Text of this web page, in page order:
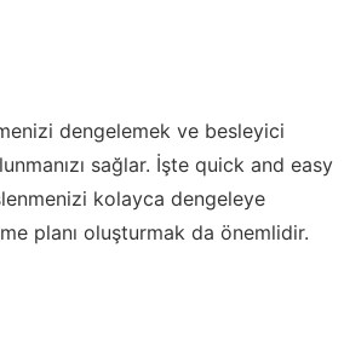
dengelemek ve besleyici
sağlar. İşte quick and easy
kolayca dengeleye
planı oluşturmak da önemlidir.